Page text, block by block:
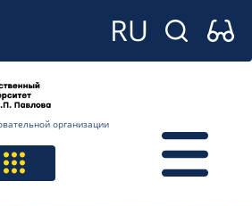
организации